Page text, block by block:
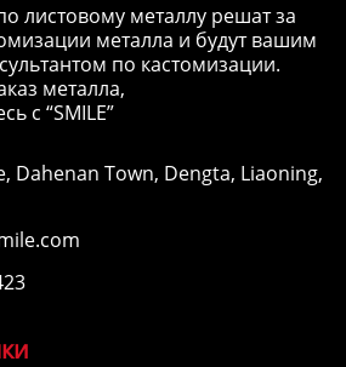
листовому металлу решат за
металла и будут вашим
по кастомизации.
металла,
с “SMILE”
Dahenan Town, Dengta, Liaoning,